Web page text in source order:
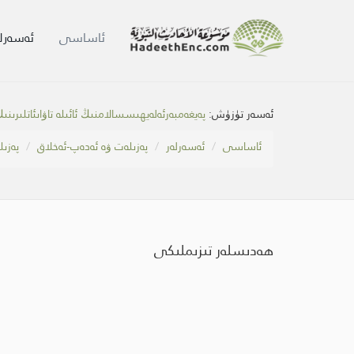
ئاساسى
ئەسەر تۈزۈش: پەيغەمبەرئەلەيھىسسالامنىڭ ئائىلە
ئاساسى
ئەسەرلەر پەزىلەت ۋە ئەدەپ-ئەخلاق
ھەدىسلەر تىزىملىكى